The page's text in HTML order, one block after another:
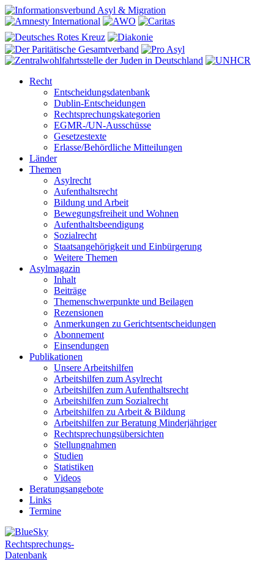
Recht
Entscheidungsdatenbank
Dublin-Entscheidungen
Rechtsprechungskategorien
EGMR-/UN-Ausschüsse
Gesetzestexte
Erlasse/Behördliche Mitteilungen
Länder
Themen
Asylrecht
Aufenthaltsrecht
Bildung und Arbeit
Bewegungsfreiheit und Wohnen
Aufenthaltsbeendigung
Sozialrecht
Staatsangehörigkeit und Einbürgerung
Weitere Themen
Asylmagazin
Inhalt
Beiträge
Themenschwerpunkte und Beilagen
Rezensionen
Anmerkungen zu Gerichtsentscheidungen
Abonnement
Einsendungen
Publikationen
Unsere Arbeitshilfen
Arbeitshilfen zum Asylrecht
Arbeitshilfen zum Aufenthaltsrecht
Arbeitshilfen zum Sozialrecht
Arbeitshilfen zu Arbeit & Bildung
Arbeitshilfen zur Beratung Minderjähriger
Rechtsprechungsübersichten
Stellungnahmen
Studien
Statistiken
Videos
Beratungsangebote
Links
Termine
Rechtsprechungs-
Datenbank